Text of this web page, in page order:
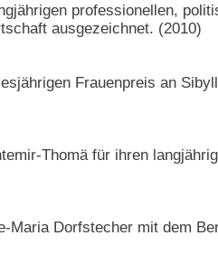
professionellen,
ausgezeichnet. (2010)
Frauenpreis an
Thomä für ihren
Maria Dorfstecher mit dem